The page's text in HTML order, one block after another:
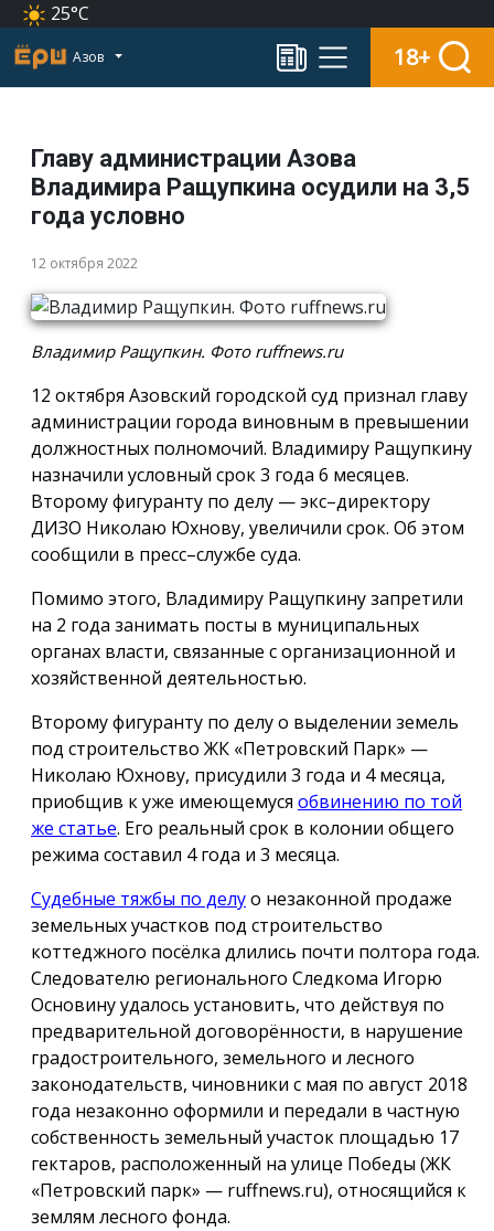
25°C
Азов 18+
Главу администрации Азова
Владимира Ращупкина осудили на 3,5
года условно
12 октября 2022
Владимир Ращупкин. Фото ruffnews.ru
12 октября Азовский городской суд признал главу
администрации города виновным в превышении
должностных полномочий. Владимиру Ращупкину
назначили условный срок 3 года 6 месяцев.
Второму фигуранту по делу — экс–директору
ДИЗО Николаю Юхнову, увеличили срок. Об этом
сообщили в пресс–службе суда.
Помимо этого, Владимиру Ращупкину запретили
на 2 года занимать посты в муниципальных
органах власти, связанные с организационной и
хозяйственной деятельностью.
Второму фигуранту по делу о выделении земель
под строительство ЖК «Петровский Парк» —
Николаю Юхнову, присудили 3 года и 4 месяца,
приобщив к уже имеющемуся обвинению по той
же статье. Его реальный срок в колонии общего
режима составил 4 года и 3 месяца.
Судебные тяжбы по делуо незаконной продаже
земельных участков под строительство
коттеджного посёлка длились почти полтора года.
Следователю регионального Следкома Игорю
Основину удалось установить, что действуя по
предварительной договорённости, в нарушение
градостроительного, земельного и лесного
законодательств, чиновники с мая по август 2018
года незаконно оформили и передали в частную
собственность земельный участок площадью 17
гектаров, расположенный на улице Победы (ЖК
«Петровский парк» — ruffnews.ru), относящийся к
землям лесного фонда.